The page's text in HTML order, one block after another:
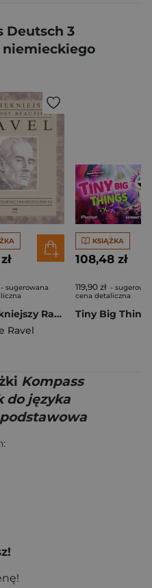
Deutsch 3
niemieckiego
- sugerowana
Najpiękniejszy Ravel na fortepian PWM
Ravel
KSIĄŻKA
108,48 zł
119,90 zł -
cena detaliczna
Kompass
do języka